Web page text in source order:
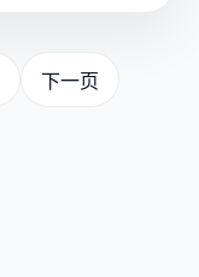
下一页